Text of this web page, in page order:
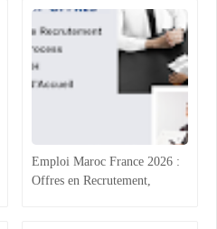
Emploi Maroc France 2026 :
Offres en Recrutement,